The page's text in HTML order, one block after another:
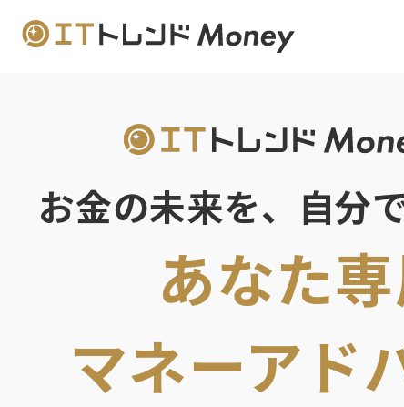
お金の未来を、自分
あなた
マネーアド